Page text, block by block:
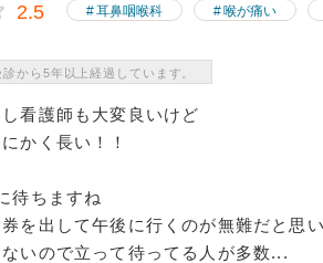
2.5 耳鼻咽喉科 喉が痛い
から5年以上経過しています。
看護師も大変良いけど
かく長い！！
待ちますね
を出して午後に行くのが無難だと思い
いので立って待ってる人が多数...